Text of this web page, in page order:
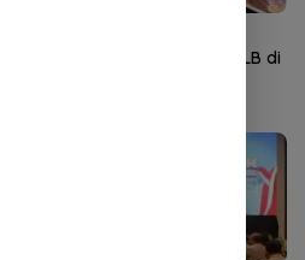
Kompetensi Guru Non-PLB di